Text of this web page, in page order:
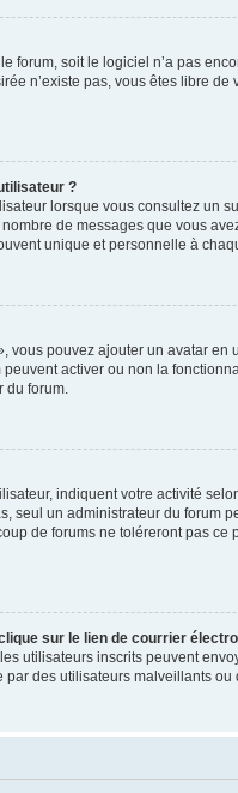
forum, soit le logiciel n’a pas
n’existe pas, vous êtes libre
?
lorsque vous consultez un
de messages que vous
unique et personnelle à
vous pouvez ajouter un avatar
activer ou non la
du forum.
indiquent votre activité
seul un administrateur du
de forums ne toléreront pas
sur le lien de courrier
utilisateurs inscrits peuvent
des utilisateurs malveillants ou